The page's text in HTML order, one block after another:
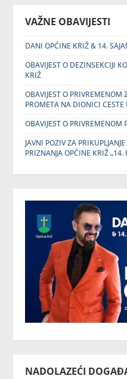
VAŽNE OBAVIJESTI
DANI OPĆINE KRIŽ & 14.
OBAVIJEST O DEZINSEKCIJI
KRIŽ
OBAVIJEST O PRIVREMENOM
PROMETA NA DIONICI CESTE
OBAVIJEST O PRIVREMENOM
JAVNI POZIV ZA
PRIZNANJA OPĆINE KRIŽ „14.
NADOLAZEĆI